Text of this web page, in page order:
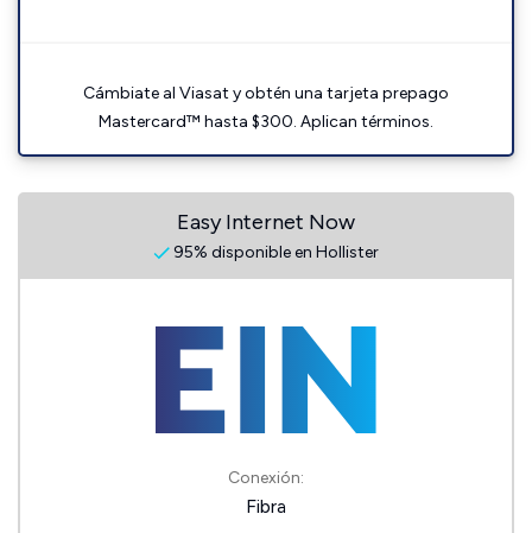
Cámbiate al Viasat y obtén una tarjeta prepago
Mastercard™ hasta $300. Aplican términos.
Easy Internet Now
95% disponible en Hollister
Conexión:
Fibra